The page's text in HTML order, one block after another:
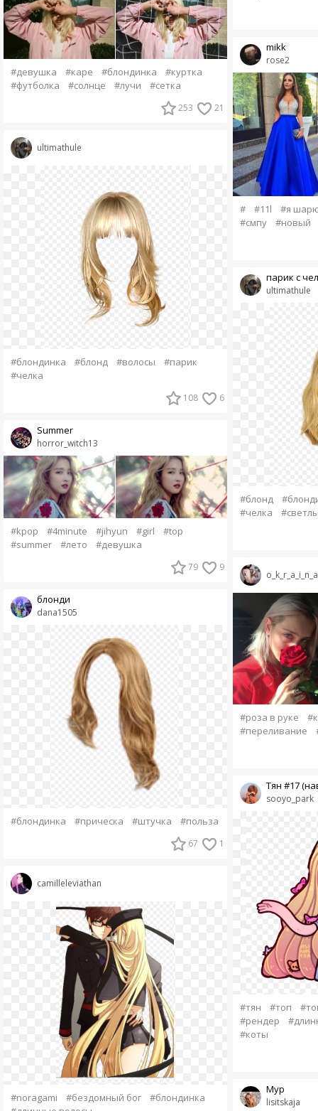
#девушка #каре #блондинка
#куртка
#футболка
#солнце #лучи #сетка
253 21
ultimathule
#блондинка #блонд #волосы
#парик
#челка
108 6
horror_witch13
Summer
#kpop #4minute #jihyun #girl
#top
#summer
#лето #девушка
79 9
dana1505
блонди
#блондинка #прическа #штучка #польза
67 1
camilleleviathan
#noragami #бездомный бог
#блондинка
rose2
mikk
# #11l
#я
#смпу
#новый
ultimathule
парик с
#блонд
#челка
o_k_r_a_i_n_a
#роза в руке
#переливание
sooyo_park
Тян #17
#тян #топ
#рендер
#коты
lisitskaja
Мур